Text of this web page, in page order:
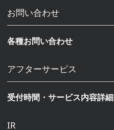
お問い合わせ
各種お問い合わせ
アフターサービス
受付時間・サービス内容詳細
IR